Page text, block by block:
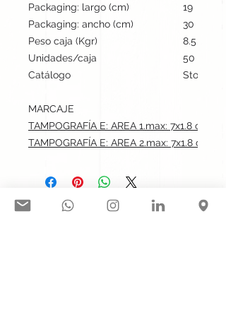
Packaging: largo (cm)
19
Packaging: ancho (cm)
30
Peso caja (Kgr)
8.5
Unidades/caja
50
Catálogo
Stock
MARCAJE
TAMPOGRAFÍA E: AREA 1.max: 7x1.8 cm
TAMPOGRAFÍA E: AREA 2.max: 7x1.8 cm
Síguenos en nuestras redes